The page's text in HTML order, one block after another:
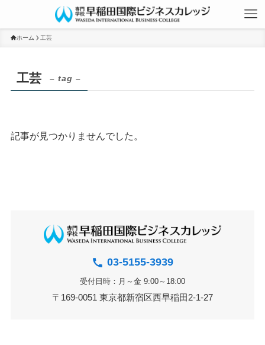
ホーム 工芸
工芸 – tag –
記事が見つかりませんでした。
03-5155-3939
受付日時：月～金 9:00～18:00
〒169-0051 東京都新宿区西早稲田2-1-27